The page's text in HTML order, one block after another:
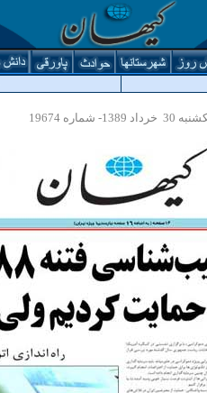
30 خرداد 1389- شماره 19674